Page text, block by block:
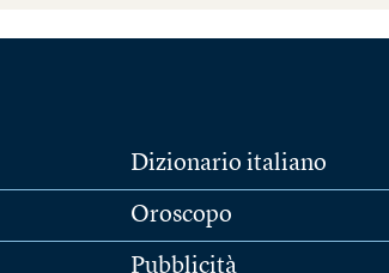
Dizionario italiano
Oroscopo
Pubblicità